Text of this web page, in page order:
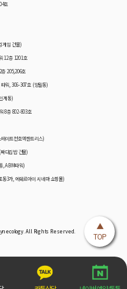
호
게임 건물)
12층 1201호
205,206호
워, 306-307호 (망월동)
계동)
8층 802-803호
이트천호역젠트리스)
다김밥 건물)
, ABM타워)
3가, 에쉐르아이 시네마 쇼핑몰)
All Rights Reserved.
▲
TOP